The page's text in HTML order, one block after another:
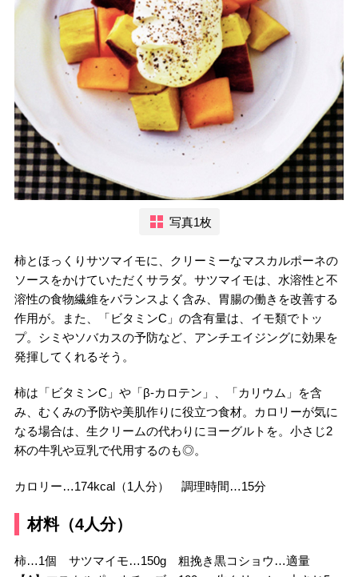
写真1枚
柿とほっくりサツマイモに、クリーミーなマスカルポーネの
ソースをかけていただくサラダ。サツマイモは、水溶性と不
溶性の食物繊維をバランスよく含み、胃腸の働きを改善する
作用が。また、「ビタミンC」の含有量は、イモ類でトッ
プ。シミやソバカスの予防など、アンチエイジングに効果を
発揮してくれるそう。
柿は「ビタミンC」や「β-カロテン」、「カリウム」を含
み、むくみの予防や美肌作りに役立つ食材。カロリーが気に
なる場合は、生クリームの代わりにヨーグルトを。小さじ2
杯の牛乳や豆乳で代用するのも◎。
カロリー…174kcal（1人分） 調理時間…15分
材料（4人分）
柿…1個 サツマイモ…150g 粗挽き黒コショウ…適量